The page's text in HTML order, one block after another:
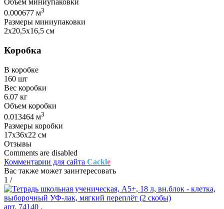
Объем миниупаковки
0.000677 м3
Размеры миниупаковки
2х20,5х16,5 см
Коробка
В коробке
160 шт
Вес коробки
6.07 кг
Объем коробки
0.013464 м3
Размеры коробки
17х36х22 см
Отзывы
Comments are disabled
Комментарии для сайта Cackle
Вас также может заинтересовать
1 /
арт. 74140 ,